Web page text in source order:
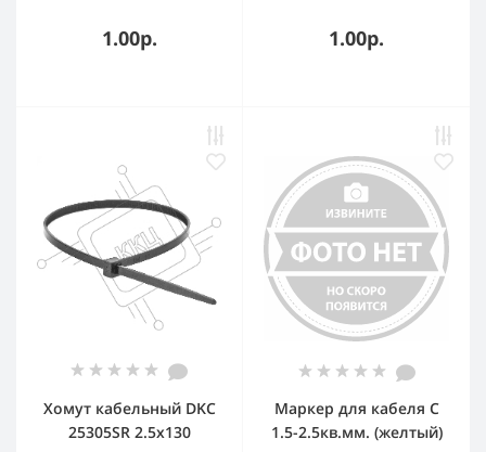
1.00р. 1.00р.
Хомут кабельный DKC
25305SR 2.5х130
Маркер для кабеля C
1.5-2.5кв.мм. (желтый)